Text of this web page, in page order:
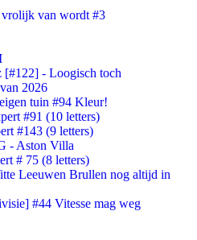
van wordt #3
- Loogisch toch
2026
tuin #94 Kleur!
#91 (10 letters)
#143 (9 letters)
- Aston Villa
# 75 (8 letters)
Leeuwen Brullen nog altijd in
#44 Vitesse mag weg